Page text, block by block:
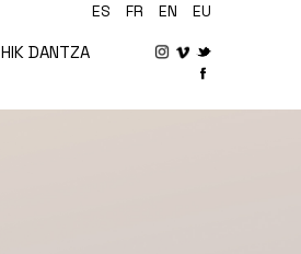
HIK DANTZA
ES FR EN EU